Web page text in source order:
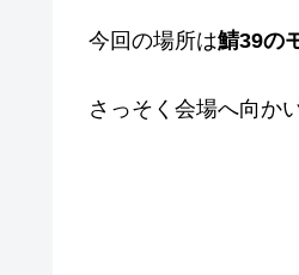
今回の場所は鯖39の
さっそく会場へ向か